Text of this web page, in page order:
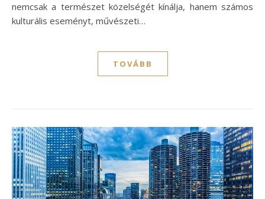
nemcsak a természet közelségét kínálja, hanem számos
kulturális eseményt, művészeti…
TOVÁBB